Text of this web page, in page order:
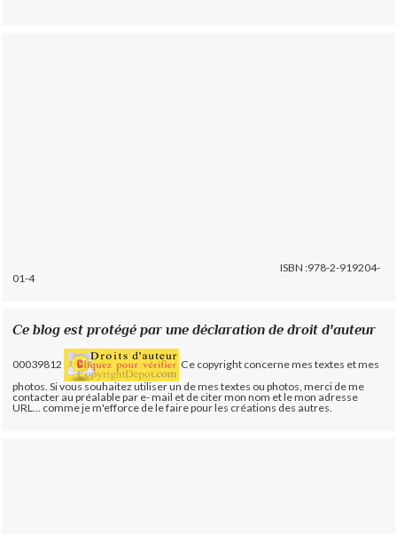
ISBN :978-2-919204-
01-4
Ce blog est protégé par une déclaration de droit d'auteur
00039812
Ce copyright concerne mes textes et mes
photos. Si vous souhaitez utiliser un de mes textes ou photos, merci de me
contacter au préalable par e- mail et de citer mon nom et le mon adresse
URL... comme je m'efforce de le faire pour les créations des autres.